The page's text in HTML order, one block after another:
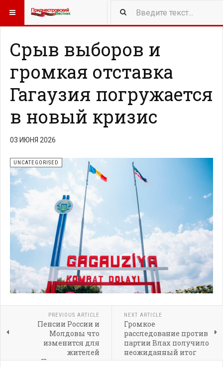
418 NEW ARTICLES
Срыв выборов и
громкая отставка
Гагаузия погружается
в новый кризис
03 ИЮНЯ 2026
UNCATEGORISED
PREVIOUS ARTICLE
Пенсии России и
Молдовы что
изменится для
жителей
Приднестровья
NEXT ARTICLE
Громкое
расследование против
партии Влах получило
неожиданный итог